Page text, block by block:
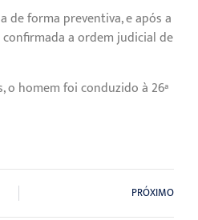
de forma preventiva, e após a
a ordem judicial de
o homem foi conduzido à 26ª
PRÓXIMO